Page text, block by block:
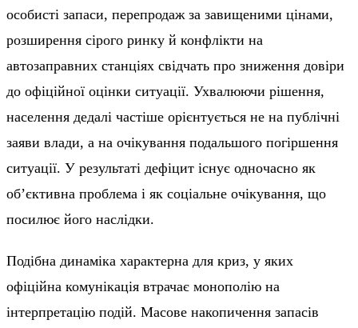
особисті запаси, перепродаж за завищеними цінами,
розширення сірого ринку й конфлікти на
автозаправних станціях свідчать про зниження довіри
до офіційної оцінки ситуації. Ухвалюючи рішення,
населення дедалі частіше орієнтується не на публічні
заяви влади, а на очікування подальшого погіршення
ситуації. У результаті дефіцит існує одночасно як
об’єктивна проблема і як соціальне очікування, що
посилює його наслідки.
Подібна динаміка характерна для криз, у яких
офіційна комунікація втрачає монополію на
інтерпретацію подій. Масове накопичення запасів